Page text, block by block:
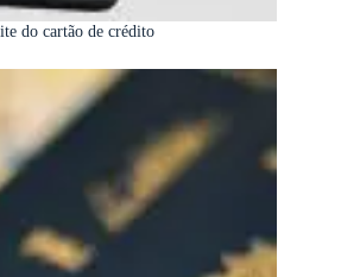
do cartão de crédito